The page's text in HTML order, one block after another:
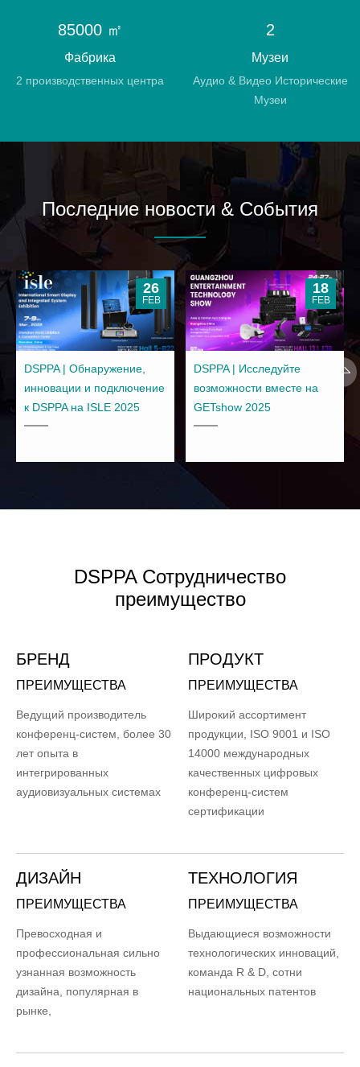
85000 ㎡
Фабрика
2 производственных центра
2
Музеи
Аудио & Видео Исторические
Музеи
Последние новости & События
DSPPA | Обнаружение,
инновации и подключение
к DSPPA на ISLE 2025
26
FEB
DSPPA | Исследуйте
возможности вместе на
GETshow 2025
18
FEB
DSPPA Сотрудничество
преимущество
БРЕНД
ПРЕИМУЩЕСТВА
Ведущий производитель
конференц-систем, более 30
лет опыта в
интегрированных
аудиовизуальных системах
ПРОДУКТ
ПРЕИМУЩЕСТВА
Широкий ассортимент
продукции, ISO 9001 и ISO
14000 международных
качественных цифровых
конференц-систем
сертификации
ДИЗАЙН
ПРЕИМУЩЕСТВА
Превосходная и
профессиональная сильно
узнанная возможность
дизайна, популярная в
рынке,
ТЕХНОЛОГИЯ
ПРЕИМУЩЕСТВА
Выдающиеся возможности
технологических инноваций,
команда R & D, сотни
национальных патентов